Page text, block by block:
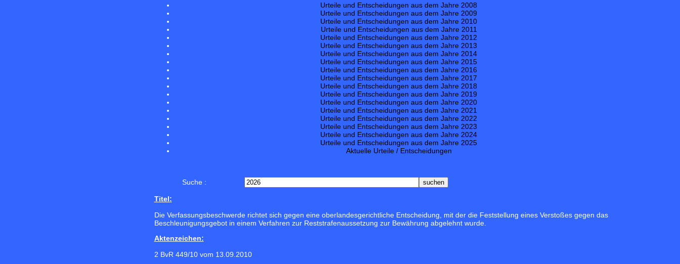
Urteile und Entscheidungen aus dem Jahre 2008
Urteile und Entscheidungen aus dem Jahre 2009
Urteile und Entscheidungen aus dem Jahre 2010
Urteile und Entscheidungen aus dem Jahre 2011
Urteile und Entscheidungen aus dem Jahre 2012
Urteile und Entscheidungen aus dem Jahre 2013
Urteile und Entscheidungen aus dem Jahre 2014
Urteile und Entscheidungen aus dem Jahre 2015
Urteile und Entscheidungen aus dem Jahre 2016
Urteile und Entscheidungen aus dem Jahre 2017
Urteile und Entscheidungen aus dem Jahre 2018
Urteile und Entscheidungen aus dem Jahre 2019
Urteile und Entscheidungen aus dem Jahre 2020
Urteile und Entscheidungen aus dem Jahre 2021
Urteile und Entscheidungen aus dem Jahre 2022
Urteile und Entscheidungen aus dem Jahre 2023
Urteile und Entscheidungen aus dem Jahre 2024
Urteile und Entscheidungen aus dem Jahre 2025
Aktuelle Urteile / Entscheidungen
Suche :
Titel:
Die Verfassungsbeschwerde richtet sich gegen eine oberlandesgerichtliche Entscheidung, mit der die Feststellung eines Verstoßes gegen das
Beschleunigungsgebot in einem Verfahren zur Reststrafenaussetzung zur Bewährung abgelehnt wurde.
Aktenzeichen:
2 BvR 449/10 vom 13.09.2010